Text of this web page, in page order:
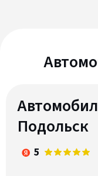
Подольск
5